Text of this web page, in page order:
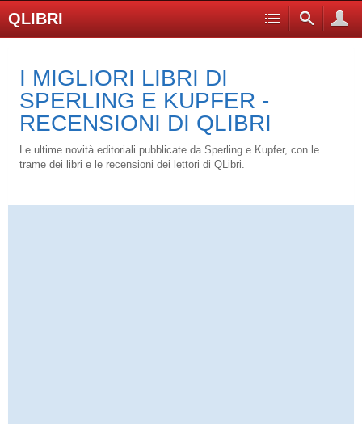
QLIBRI
I MIGLIORI LIBRI DI
SPERLING E KUPFER -
RECENSIONI DI QLIBRI
Le ultime novità editoriali pubblicate da Sperling e Kupfer, con le
trame dei libri e le recensioni dei lettori di QLibri.